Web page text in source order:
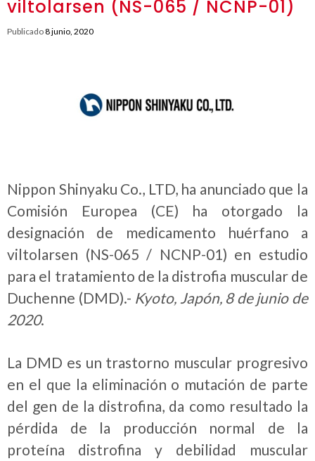
viltolarsen (NS-065 / NCNP-01)
Publicado8 junio, 2020
Nippon Shinyaku Co., LTD, ha anunciado que la
Comisión Europea (CE) ha otorgado la
designación de medicamento huérfano a
viltolarsen (NS-065 / NCNP-01) en estudio
para el tratamiento de la distrofia muscular de
Duchenne (DMD).- Kyoto, Japón, 8 de junio de
2020.
La DMD es un trastorno muscular progresivo
en el que la eliminación o mutación de parte
del gen de la distrofina, da como resultado la
pérdida de la producción normal de la
proteína distrofina y debilidad muscular